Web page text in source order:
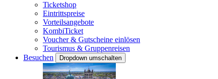
Ticketshop
Eintrittspreise
Vorteilsangebote
KombiTicket
Voucher & Gutscheine einlösen
Tourismus & Gruppenreisen
Besuchen
Dropdown umschalten